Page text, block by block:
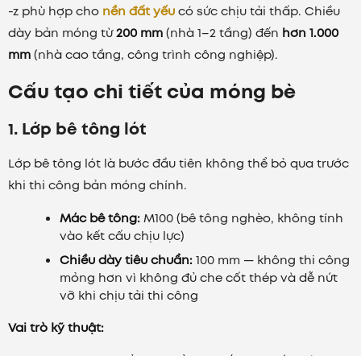
-z phù hợp cho nền đất yếucó sức chịu tải thấp. Chiều
dày bản móng từ200 mm(nhà 1–2 tầng) đến hơn 1.000
mm(nhà cao tầng, công trình công nghiệp).
Cấu tạo chi tiết của móng bè
1. Lớp bê tông lót
Lớp bê tông lót là bước đầu tiên không thể bỏ qua trước
khi thi công bản móng chính.
Mác bê tông:M100 (bê tông nghèo, không tính
vào kết cấu chịu lực)
Chiều dày tiêu chuẩn:100 mm — không thi công
mỏng hơn vì không đủ che cốt thép và dễ nứt
vỡ khi chịu tải thi công
Vai trò kỹ thuật: